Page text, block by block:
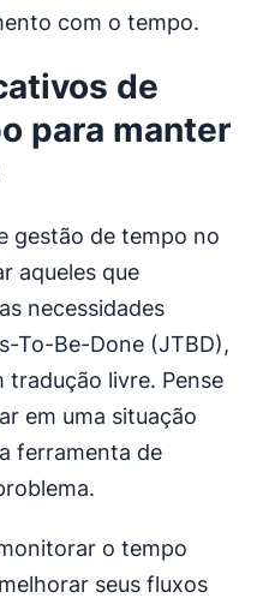
com o tempo.
de
para manter
gestão de tempo no
aqueles que
necessidades
To-Be-Done (JTBD),
tradução livre. Pense
em uma situação
ferramenta de
o tempo
seus fluxos